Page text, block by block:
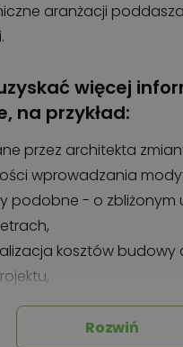
aranżacji
więcej
na przykład:
przez architekta
wprowadzania
podobne - o zbliżonym
kosztów budowy
szczegółowe - np.
instalacje,
Rozwiń